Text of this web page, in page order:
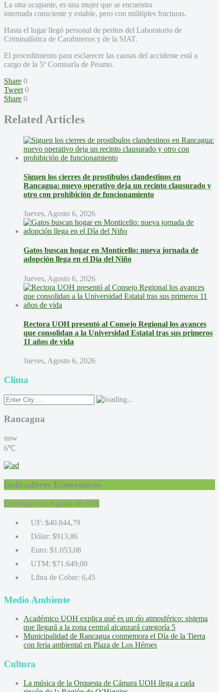
La otra ocupante, es una mujer que se encuentra
internada consciente y estable, pero con múltiples fracturas.
Hasta el lugar llegó personal de peritos del Laboratorio de
Criminalística de Carabineros y de la SIAT.
El procedimiento para esclarecer las causas del accidente está a
cargo de la 5º Comisaría de Peumo.
Share 0
Tweet 0
Share 0
Related Articles
Siguen los cierres de prostíbulos clandestinos en
Rancagua: nuevo operativo deja un recinto clausurado y
otro con prohibición de funcionamiento
Jueves, Agosto 6, 2026
Gatos buscan hogar en Monticello: nueva jornada de
adopción llega en el Día del Niño
Jueves, Agosto 6, 2026
Rectora UOH presentó al Consejo Regional los avances
que consolidan a la Universidad Estatal tras sus primeros
11 años de vida
Jueves, Agosto 6, 2026
Clima
Rancagua
now
6℃
Indicadores Económicos
Domingo 9 de Agosto de 2026
UF: $40.844,79
Dólar: $913,86
Euro: $1.053,08
UTM: $71.649,00
Libra de Cobre: 6,45
Medio Ambiente
Académico UOH explica qué es un río atmosférico: sistema
que llegará a la zona central alcanzará categoría 5
Municipalidad de Rancagua conmemora el Día de la Tierra
con feria ambiental en Plaza de Los Héroes
Cultura
La música de la Orquesta de Cámara UOH llega a cada